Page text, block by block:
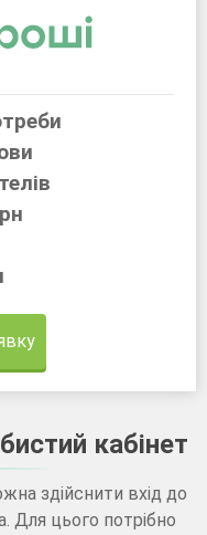
кабінет
здійснити вхід до
Для цього потрібно